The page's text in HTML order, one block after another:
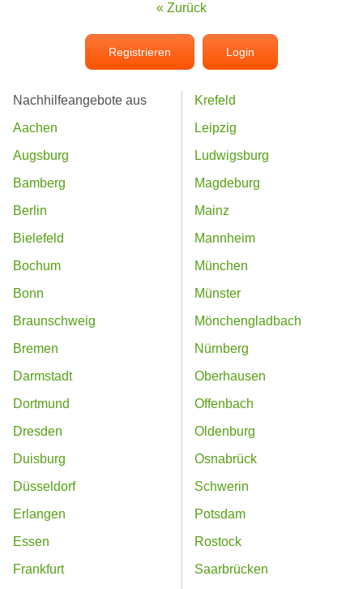
« Zurück
Registrieren Login
Nachhilfeangebote aus
Aachen
Augsburg
Bamberg
Berlin
Bielefeld
Bochum
Bonn
Braunschweig
Bremen
Darmstadt
Dortmund
Dresden
Duisburg
Düsseldorf
Erlangen
Essen
Frankfurt
Krefeld
Leipzig
Ludwigsburg
Magdeburg
Mainz
Mannheim
München
Münster
Mönchengladbach
Nürnberg
Oberhausen
Offenbach
Oldenburg
Osnabrück
Schwerin
Potsdam
Rostock
Saarbrücken